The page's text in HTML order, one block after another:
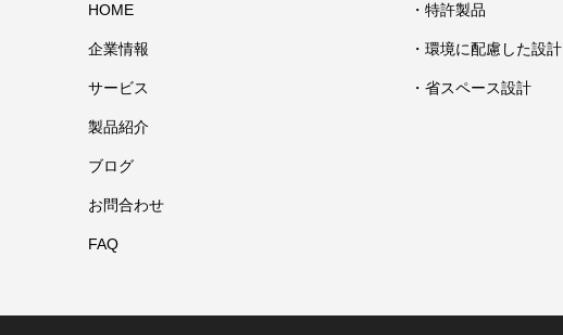
HOME
企業情報
サービス
製品紹介
ブログ
お問合わせ
FAQ
・特許製品
・環境に配慮した設計
・省スペース設計